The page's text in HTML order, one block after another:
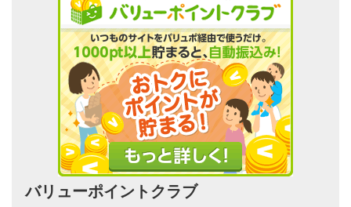
バリューポイントクラブ